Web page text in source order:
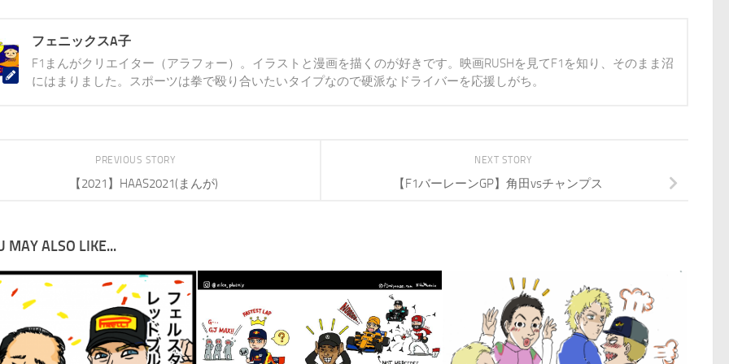
フェニックスA子
F1まんがクリエイター（アラフォー）。イラストと漫画を描くのが好きです。映画RUSHを見てF1を知り、そのまま沼
にはまりました。スポーツは拳で殴り合いたいタイプなので硬派なドライバーを応援しがち。
NEXT STORY
【F1バーレーンGP】角田vsチャンプス
PREVIOUS STORY
【2021】HAAS2021(まんが)
MAY ALSO LIKE...